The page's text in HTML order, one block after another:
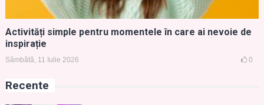
Activități simple pentru momentele în care ai nevoie de
inspirație
Sâmbătă, 11 Iulie 2026 0
Recente